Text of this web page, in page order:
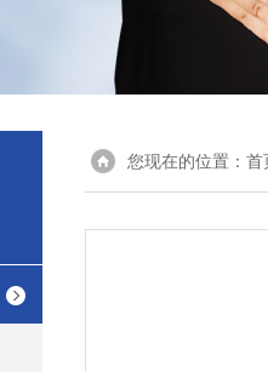
您现在的位置： 首